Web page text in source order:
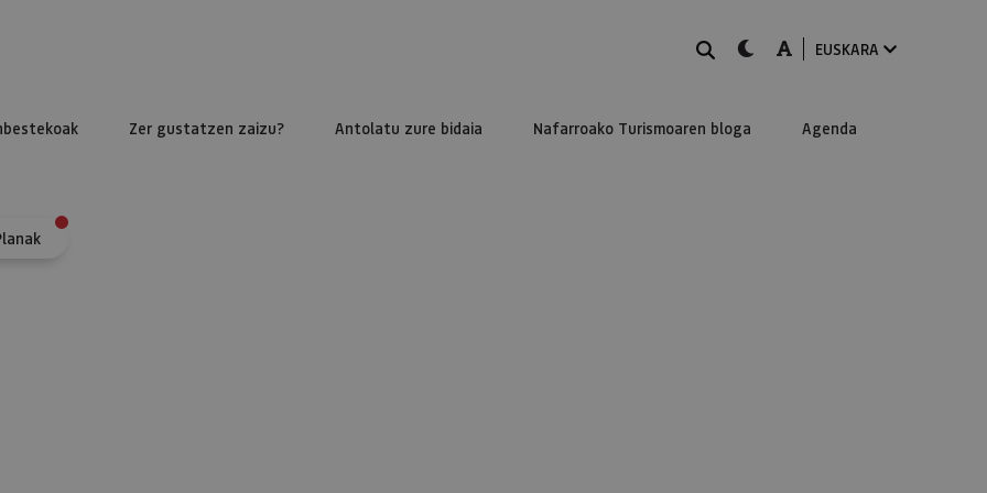
BILATUdark-mode
A-modeEUSKARA
Zer gustatzen zaizu? Antolatu zure bidaia Nafarroako Turismoaren bloga Agenda